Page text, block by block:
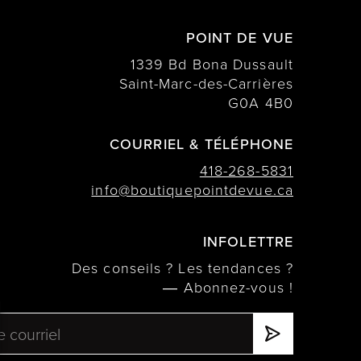
POINT DE VUE
1339 Bd Bona Dussault
Saint-Marc-des-Carrières
G0A 4B0
COURRIEL & TÉLÉPHONE
418-268-5831
info@boutiquepointdevue.ca
INFOLETTRE
Des conseils ? Les tendances ?
― Abonnez-vous !